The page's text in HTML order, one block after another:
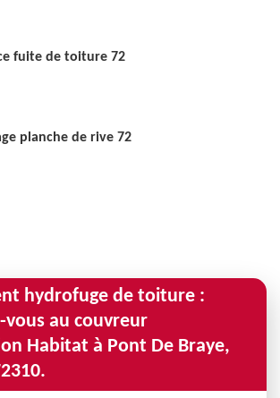
fuite de toiture 72
planche de rive 72
hydrofuge de toiture :
vous au couvreur
Habitat à Pont De Braye,